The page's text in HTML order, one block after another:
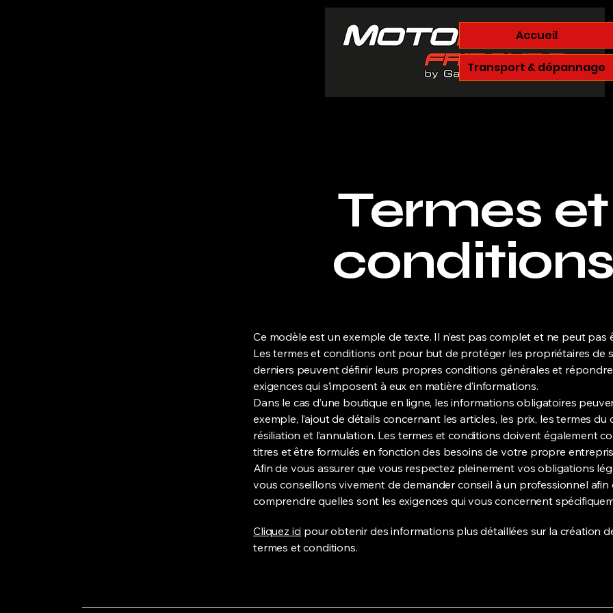
Accueil
Transport & dépannage
Termes et
Ce modèle est un exemple de texte. Il n’est pas complet et ne peut pas
Les termes et conditions ont pour but de protéger les propriétaires de
derniers peuvent définir leurs propres conditions générales et
exigences qui s’imposent à eux en matière d’informations.
Dans le cas d’une boutique en ligne, les informations obligatoires
exemple, l’ajout de détails concernant les articles, les prix, les termes du
résiliation et l’annulation. Les termes et conditions doivent également
titres et être formulés en fonction des besoins de votre propre
Afin de vous assurer que vous respectez pleinement vos obligations
vous conseillons vivement de demander conseil à un professionnel afin
comprendre quelles sont les exigences qui vous concernent
Cliquez ici pour obtenir des informations plus détaillées sur la création
termes et conditions.